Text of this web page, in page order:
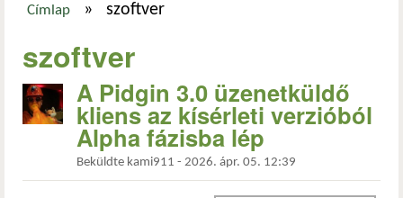
Címlap » szoftver
szoftver
A Pidgin 3.0 üzenetküldő
kliens az kísérleti verzióból
Alpha fázisba lép
Beküldte kami911 - 2026. ápr. 05. 12:39